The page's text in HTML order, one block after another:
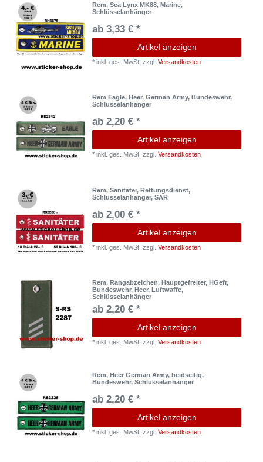
Rem, Sea Lynx MK88, Marine,
Schlüsselanhänger
ab 3,33 € *
Artikel anzeigen
*inkl. ges. MwSt. zzgl.Versandkosten
Rem Eagle, Heer, German Army, Bundeswehr,
Schlüsselanhänger
ab 2,20 € *
Artikel anzeigen
*inkl. ges. MwSt. zzgl.Versandkosten
Rem, Sanitäter, Rettungsdienst,
Schlüsselanhänger, SAR
ab 2,00 € *
Artikel anzeigen
*inkl. ges. MwSt. zzgl.Versandkosten
Rem, Rangabzeichen, Hauptgefreiter, HGefr,
Bundeswehr, Heer, Luftwaffe,
Schlüsselanhänger
ab 2,20 € *
Artikel anzeigen
*inkl. ges. MwSt. zzgl.Versandkosten
Rem, Heer German Army, beidseitig,
Bundeswehr, Schlüsselanhänger
ab 2,20 € *
Artikel anzeigen
*inkl. ges. MwSt. zzgl.Versandkosten